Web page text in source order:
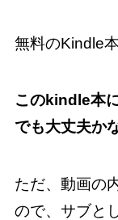
無料のKindle
このkindle本
でも大丈夫か
ただ、動画の
ので、サブと